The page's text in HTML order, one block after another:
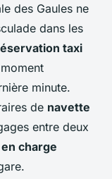
des Gaules ne
dans les
taxi
minute.
de navette
entre deux
charge